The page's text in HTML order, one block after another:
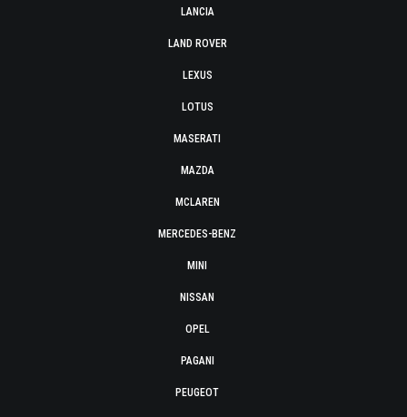
LANCIA
LAND ROVER
LEXUS
LOTUS
MASERATI
MAZDA
MCLAREN
MERCEDES-BENZ
MINI
NISSAN
OPEL
PAGANI
PEUGEOT